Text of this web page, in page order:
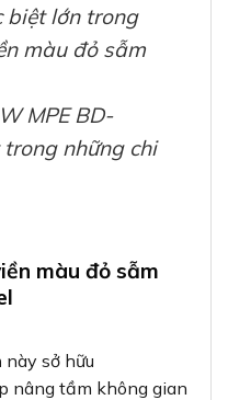
biệt lớn trong
màu đỏ sẫm
MPE BD-
những chi
màu đỏ sẫm
này sở hữu
nâng tầm không gian